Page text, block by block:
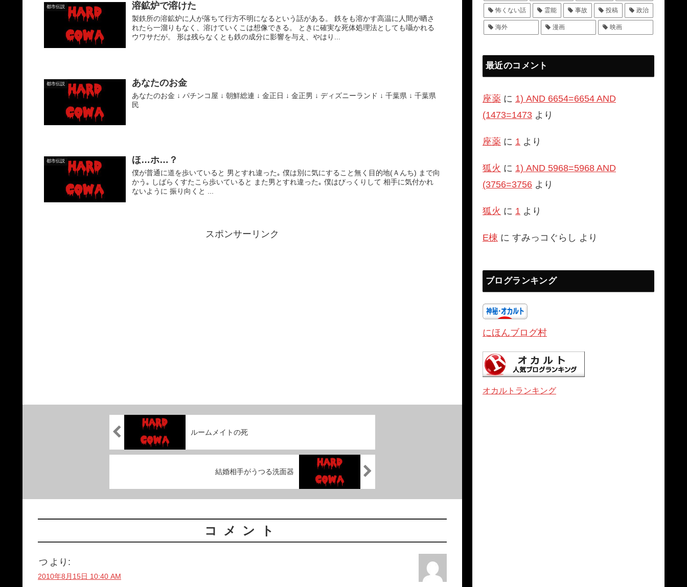
都市伝説 溶鉱炉で溶けた
製鉄所の溶鉱炉に人が落ちて行方不明になるという話がある。 鉄をも溶かす高温に人間が晒さ
れたら一溜りもなく、溶けていくこは想像できる。 ときに確実な死体処理法としても囁かれる
ウワサだが。 形は残らなくとも鉄の成分に影響を与え、やはり...
都市伝説 あなたのお金
あなたのお金 ↓ パチンコ屋 ↓ 朝鮮総連 ↓ 金正日 ↓ 金正男 ↓ ディズニーランド ↓ 千葉県 ↓ 千葉県
民
都市伝説 ほ…ホ…？
僕が普通に道を歩いていると 男とすれ違った｡ 僕は別に気にすること無く目的地(Ａんち) まで向
かう｡ しばらくすたこら歩いていると また男とすれ違った｡ 僕はびっくりして 相手に気付かれ
ないように 振り向くと ...
スポンサーリンク
ルームメイトの死
結婚相手がうつる洗面器
コメント
つ より:
2010年8月15日 10:40 AM
怖くない話 霊能 事故 投稿 政治
海外 漫画 映画
最近のコメント
座薬 に 1) AND 6654=6654 AND
(1473=1473 より
座薬 に 1 より
狐火 に 1) AND 5968=5968 AND
(3756=3756 より
狐火 に 1 より
E棟 に すみっコぐらし より
ブログランキング
にほんブログ村
オカルトランキング